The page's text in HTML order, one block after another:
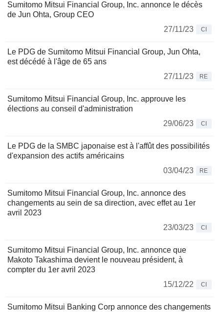
Sumitomo Mitsui Financial Group, Inc. annonce le décès
de Jun Ohta, Group CEO
27/11/23
CI
Le PDG de Sumitomo Mitsui Financial Group, Jun Ohta,
est décédé à l'âge de 65 ans
27/11/23
RE
Sumitomo Mitsui Financial Group, Inc. approuve les
élections au conseil d'administration
29/06/23
CI
Le PDG de la SMBC japonaise est à l'affût des possibilités
d'expansion des actifs américains
03/04/23
RE
Sumitomo Mitsui Financial Group, Inc. annonce des
changements au sein de sa direction, avec effet au 1er
avril 2023
23/03/23
CI
Sumitomo Mitsui Financial Group, Inc. annonce que
Makoto Takashima devient le nouveau président, à
compter du 1er avril 2023
15/12/22
CI
Sumitomo Mitsui Banking Corp annonce des changements